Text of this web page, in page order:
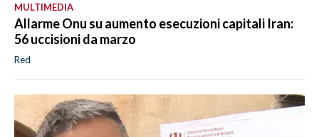
MULTIMEDIA
Allarme Onu su aumento esecuzioni capitali Iran:
56 uccisioni da marzo
Red